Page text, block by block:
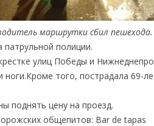
маршрутки сбил пешехода.
полиции.
улиц Победы и
того, пострадала 69-
поднять цену на проезд.
общепитов: Bar de tapas